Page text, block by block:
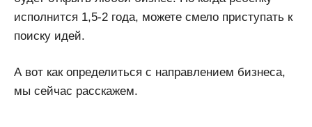
исполнится 1,5-2 года, можете смело приступать к
поиску идей.
А вот как определиться с направлением бизнеса,
мы сейчас расскажем.